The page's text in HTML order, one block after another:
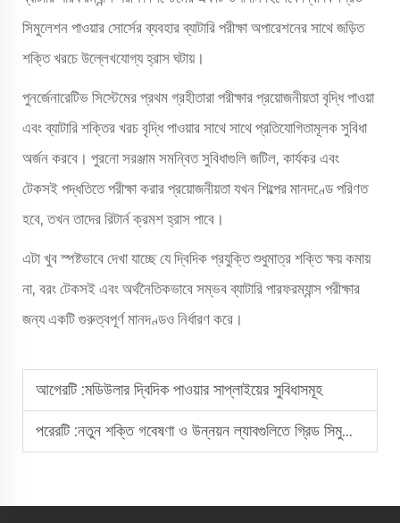
সিমুলেশন পাওয়ার সোর্সের ব্যবহার ব্যাটারি পরীক্ষা অপারেশনের সাথে জড়িত
শক্তি খরচে উল্লেখযোগ্য হ্রাস ঘটায়।
পুনর্জেনারেটিভ সিস্টেমের প্রথম গ্রহীতারা পরীক্ষার প্রয়োজনীয়তা বৃদ্ধি পাওয়া
এবং ব্যাটারি শক্তির খরচ বৃদ্ধি পাওয়ার সাথে সাথে প্রতিযোগিতামূলক সুবিধা
অর্জন করবে। পুরনো সরঞ্জাম সমন্বিত সুবিধাগুলি জটিল, কার্যকর এবং
টেকসই পদ্ধতিতে পরীক্ষা করার প্রয়োজনীয়তা যখন শিল্পের মানদণ্ডে পরিণত
হবে, তখন তাদের রিটার্ন ক্রমশ হ্রাস পাবে।
এটা খুব স্পষ্টভাবে দেখা যাচ্ছে যে দ্বিদিক প্রযুক্তি শুধুমাত্র শক্তি ক্ষয় কমায়
না, বরং টেকসই এবং অর্থনৈতিকভাবে সম্ভব ব্যাটারি পারফরম্যান্স পরীক্ষার
জন্য একটি গুরুত্বপূর্ণ মানদণ্ডও নির্ধারণ করে।
আগেরটি :মডিউলার দ্বিদিক পাওয়ার সাপ্লাইয়ের সুবিধাসমূহ
পরেরটি :নতুন শক্তি গবেষণা ও উন্নয়ন ল্যাবগুলিতে গ্রিড সিমুলেশন পাওয়ার সোর্স নির্বাচনের সময় কী কী বিষয়ের প্রতি লক্ষ্য রাখা উচিত?